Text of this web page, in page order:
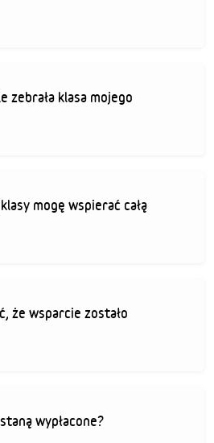
zebrała klasa mojego
mogę wspierać całą
że wsparcie zostało
wypłacone?